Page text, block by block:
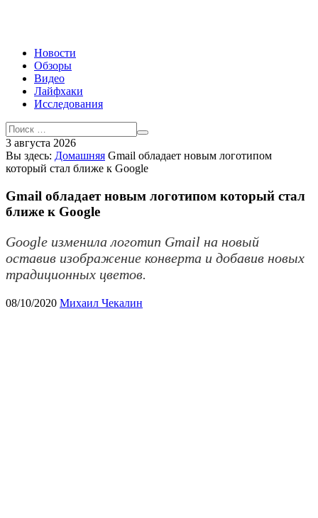
Новости
Обзоры
Видео
Лайфхаки
Исследования
3 августа 2026
Вы здесь: Домашняя Gmail обладает новым логотипом
который стал ближе к Google
Gmail обладает новым логотипом который стал
ближе к Google
Google изменила логотип Gmail на новый
оставив изображение конверта и добавив новых
традиционных цветов.
08/10/2020 Михаил Чекалин